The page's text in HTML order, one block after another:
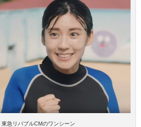
東急リバブルCMのワンシーン